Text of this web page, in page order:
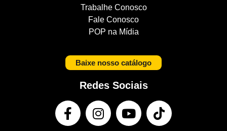
Trabalhe Conosco
Fale Conosco
POP na Mídia
Baixe nosso catálogo
Redes Sociais